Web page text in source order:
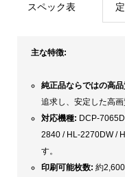
スペック表
主な特徴:
純正品ならではの高品
追求し、安定した高画
対応機種: DCP-
2840 / HL-2270DW /
す。
印刷可能枚数: 約